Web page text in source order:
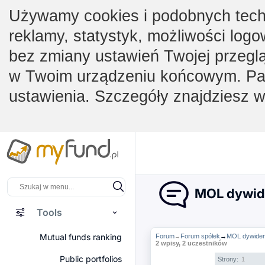
Używamy cookies i podobnych
reklamy, statystyk, możliwości
bez zmiany ustawień Twojej
w Twoim urządzeniu końcowym.
ustawienia. Szczegóły znajdziesz
Tools
Mutual funds ranking
Public portfolios
MOL
Forum→ Forum spółek → MOL
2 wpisy, 2 uczestników
Strony: 1